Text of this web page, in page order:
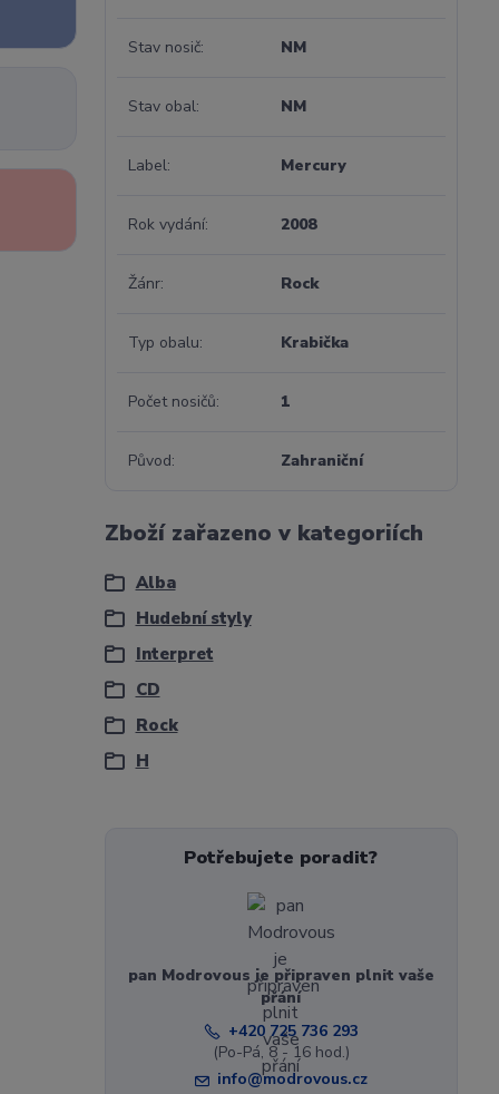
Stav nosič NM
Stav obal NM
Label Mercury
Rok vydání 2008
Žánr Rock
Typ obalu Krabička
Počet nosičů 1
Původ Zahraniční
Zboží zařazeno v kategoriích
Alba
Hudební styly
Interpret
CD
Rock
H
Potřebujete poradit?
pan Modrovous je připraven plnit vaše
přání
+420 725 736 293
(Po-Pá, 8 - 16 hod.)
info@modrovous.cz